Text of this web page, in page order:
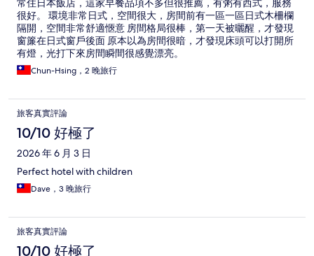
常住日本飯店，這家早餐品項不多但很推薦，有粥有西式，服務
很好。 環境非常日式，空間很大，房間前有一區一區日式木柵欄
隔開，空間非常舒適愜意 房間格局很棒，第一天被曬醒，才發現
窗簾在日式窗戶後面 原本以為房間很暗，才發現床頭可以打開所
有燈，光打下來房間瞬間很感覺漂亮。
Chun-Hsing，2 晚旅行
旅客真實評論
10/10 好極了
2026 年 6 月 3 日
Perfect hotel with children
Dave，3 晚旅行
旅客真實評論
10/10 好極了